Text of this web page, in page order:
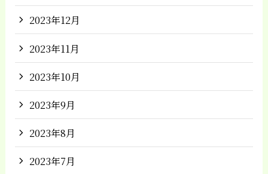
2023年12月
2023年11月
2023年10月
2023年9月
2023年8月
2023年7月